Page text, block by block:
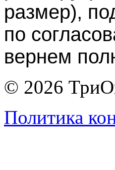
размер),
по
вернем
© 2026
Политика